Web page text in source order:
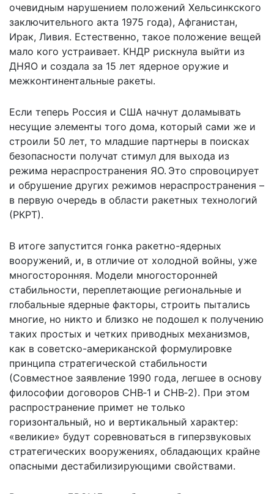
очевидным нарушением положений Хельсинкского
заключительного акта 1975 года), Афганистан,
Ирак, Ливия. Естественно, такое положение вещей
мало кого устраивает. КНДР рискнула выйти из
ДНЯО и создала за 15 лет ядерное оружие и
межконтинентальные ракеты.
Если теперь Россия и США начнут доламывать
несущие элементы того дома, который сами же и
строили 50 лет, то младшие партнеры в поисках
безопасности получат стимул для выхода из
режима нераспространения ЯО. Это спровоцирует
и обрушение других режимов нераспространения –
в первую очередь в области ракетных технологий
(РКРТ).
В итоге запустится гонка ракетно-ядерных
вооружений, и, в отличие от холодной войны, уже
многосторонняя. Модели многосторонней
стабильности, переплетающие региональные и
глобальные ядерные факторы, строить пытались
многие, но никто и близко не подошел к получению
таких простых и четких приводных механизмов,
как в советско-американской формулировке
принципа стратегической стабильности
(Совместное заявление 1990 года, легшее в основу
философии договоров СНВ‑1 и СНВ‑2). При этом
распространение примет не только
горизонтальный, но и вертикальный характер:
«великие» будут соревноваться в гиперзвуковых
стратегических вооружениях, обладающих крайне
опасными дестабилизирующими свойствами.